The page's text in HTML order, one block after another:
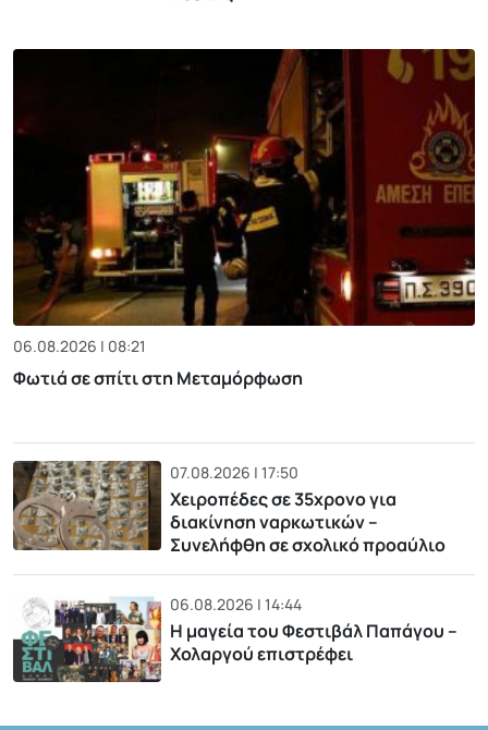
06.08.2026 | 08:21
Φωτιά σε σπίτι στη Μεταμόρφωση
07.08.2026 | 17:50
Χειροπέδες σε 35χρονο για
διακίνηση ναρκωτικών –
Συνελήφθη σε σχολικό προαύλιο
06.08.2026 | 14:44
Η μαγεία του Φεστιβάλ Παπάγου –
Χολαργού επιστρέφει